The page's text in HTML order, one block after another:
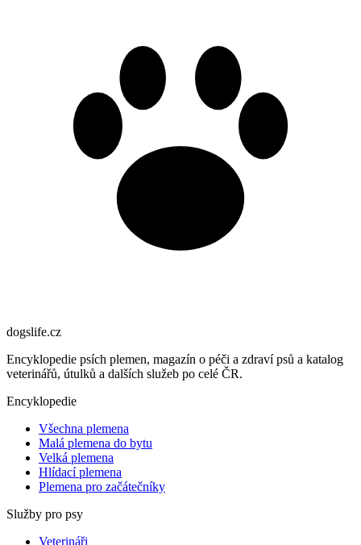
dogslife.cz
Encyklopedie psích plemen, magazín o péči a zdraví psů a katalog
veterinářů, útulků a dalších služeb po celé ČR.
Encyklopedie
Všechna plemena
Malá plemena do bytu
Velká plemena
Hlídací plemena
Plemena pro začátečníky
Služby pro psy
Veterináři